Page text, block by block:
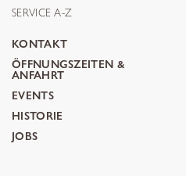
SERVICE A-Z
KONTAKT
ÖFFNUNGSZEITEN &
ANFAHRT
EVENTS
HISTORIE
JOBS